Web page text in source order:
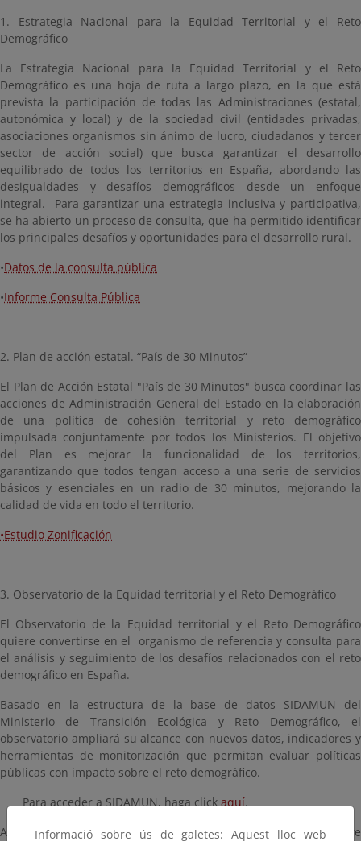
1. Estrategia Nacional para la Equidad Territorial y el Reto
Demográfico
La Estrategia Nacional para la Equidad Territorial y el Reto
Demográfico es una hoja de ruta a largo plazo, en la que está
prevista la participación de todas las Administraciones (estatal,
autonómica y local) y de la sociedad civil (entidades privadas,
asociaciones organismos sin ánimo de lucro, ciudadanos y tercer
sector de acción social) que busca garantizar el desarrollo
equilibrado de todos los territorios en España, abordando las
desigualdades y desafíos demográficos desde un enfoque
integral. Para garantizar una estrategia inclusiva y participativa,
se ha abierto un proceso de consulta, que ha permitido identificar
los principales desafíos y oportunidades para el desarrollo rural.
•Datos de la consulta pública
•Informe Consulta Pública
2. Plan de acción estatal. “País de 30 Minutos”
El Plan de Acción Estatal "País de 30 Minutos" busca coordinar las
acciones de Administración General del Estado en la elaboración
de una política de cohesión territorial y reto demográfico
impulsada conjuntamente por todos los Ministerios. El objetivo
del Plan es mejorar la funcionalidad de los territorios,
garantizando que todos tengan acceso a una serie de servicios
básicos y esenciales en un radio de 30 minutos, mejorando la
calidad de vida en todo el territorio.
•Estudio Zonificación
3. Observatorio de la Equidad territorial y el Reto Demográfico
El Observatorio de la Equidad territorial y el Reto Demográfico
quiere convertirse en el organismo de referencia y consulta para
el análisis y seguimiento de los desafíos relacionados con el reto
demográfico en España.
Basado en la estructura de la base de datos SIDAMUN del
Ministerio de Transición Ecológica y Reto Demográfico, el
observatorio ampliará su alcance con nuevos datos, indicadores y
herramientas de monitorización que permitan evaluar políticas
públicas con impacto sobre el reto demográfico.
Para acceder a SIDAMUN, haga click aquí.
Además, el Observatorio permitirá informar a la ciudadanía sobre
Informació sobre ús de galetes: Aquest lloc web